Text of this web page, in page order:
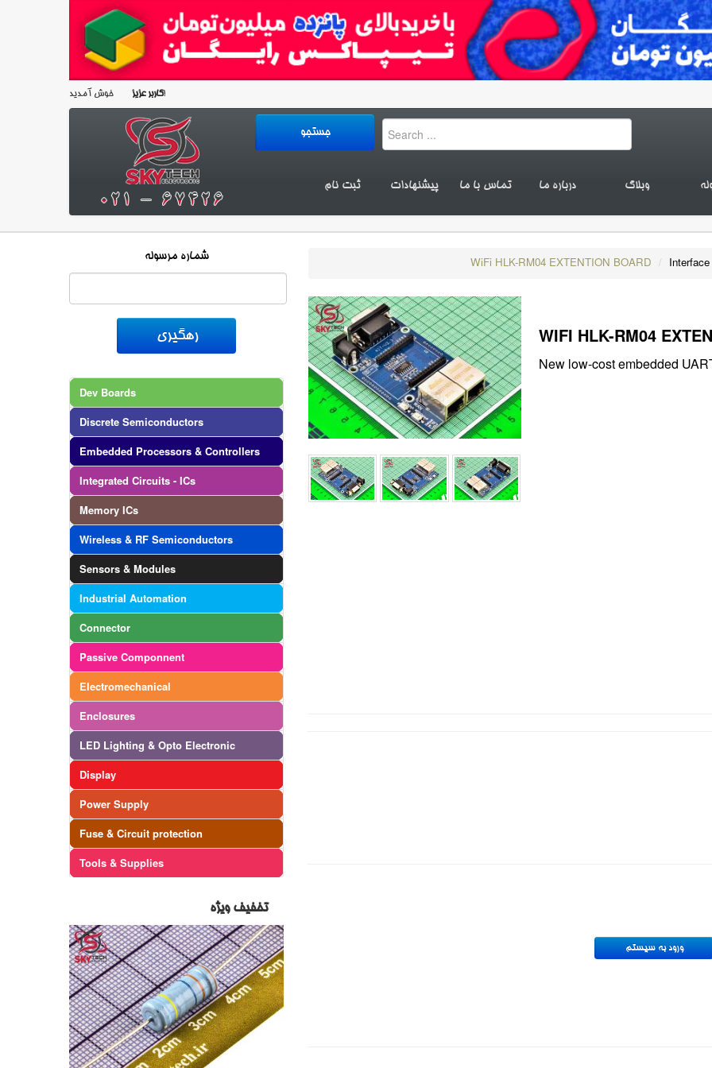
کاربر عزیزخوش آمدید!
وبلاگ درباره ما تماس با ما پیشنهادات ثبت نام
شماره مرسوله
Dev Boards
Discrete Semiconductors
Embedded Processors & Controllers
Integrated Circuits - ICs
Memory ICs
Wireless & RF Semiconductors
Sensors & Modules
Industrial Automation
Connector
Passive Componnent
Electromechanical
Enclosures
LED Lighting & Opto Electronic
Display
Power Supply
Fuse & Circuit protection
Tools & Supplies
تخفیف ویژه
/
WiFi HLK-RM04 EXTENTION BOARD
WIFI HLK-RM04
New low-cost embedded